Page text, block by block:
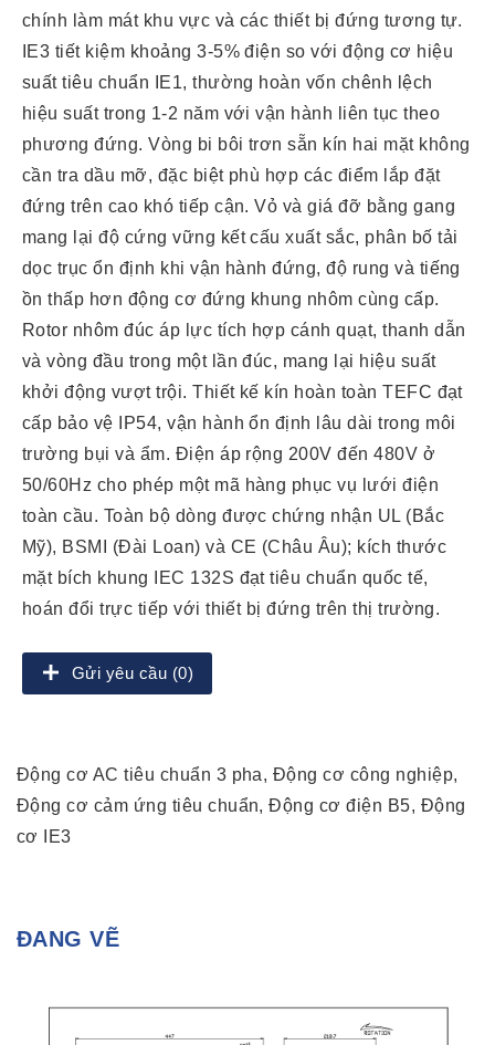
chính làm mát khu vực và các thiết bị đứng tương tự.
IE3 tiết kiệm khoảng 3-5% điện so với động cơ hiệu
suất tiêu chuẩn IE1, thường hoàn vốn chênh lệch
hiệu suất trong 1-2 năm với vận hành liên tục theo
phương đứng. Vòng bi bôi trơn sẵn kín hai mặt không
cần tra dầu mỡ, đặc biệt phù hợp các điểm lắp đặt
đứng trên cao khó tiếp cận. Vỏ và giá đỡ bằng gang
mang lại độ cứng vững kết cấu xuất sắc, phân bố tải
dọc trục ổn định khi vận hành đứng, độ rung và tiếng
ồn thấp hơn động cơ đứng khung nhôm cùng cấp.
Rotor nhôm đúc áp lực tích hợp cánh quạt, thanh dẫn
và vòng đầu trong một lần đúc, mang lại hiệu suất
khởi động vượt trội. Thiết kế kín hoàn toàn TEFC đạt
cấp bảo vệ IP54, vận hành ổn định lâu dài trong môi
trường bụi và ẩm. Điện áp rộng 200V đến 480V ở
50/60Hz cho phép một mã hàng phục vụ lưới điện
toàn cầu. Toàn bộ dòng được chứng nhận UL (Bắc
Mỹ), BSMI (Đài Loan) và CE (Châu Âu); kích thước
mặt bích khung IEC 132S đạt tiêu chuẩn quốc tế,
hoán đổi trực tiếp với thiết bị đứng trên thị trường.
Gửi yêu cầu (0)
Động cơ AC tiêu chuẩn 3 pha, Động cơ công nghiệp,
Động cơ cảm ứng tiêu chuẩn, Động cơ điện B5, Động
cơ IE3
ĐANG VẼ